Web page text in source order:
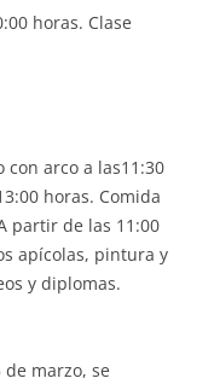
horas. Clase
con arco a las11:30
horas. Comida
partir de las 11:00
apícolas, pintura y
y diplomas.
marzo, se